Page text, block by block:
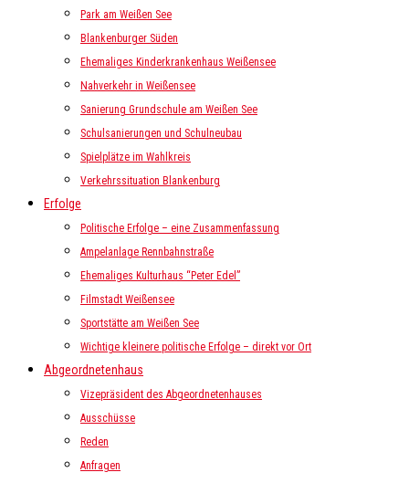
Park am Weißen See
Blankenburger Süden
Ehemaliges Kinderkrankenhaus Weißensee
Nahverkehr in Weißensee
Sanierung Grundschule am Weißen See
Schulsanierungen und Schulneubau
Spielplätze im Wahlkreis
Verkehrssituation Blankenburg
Erfolge
Politische Erfolge – eine Zusammenfassung
Ampelanlage Rennbahnstraße
Ehemaliges Kulturhaus “Peter Edel”
Filmstadt Weißensee
Sportstätte am Weißen See
Wichtige kleinere politische Erfolge – direkt vor Ort
Abgeordnetenhaus
Vizepräsident des Abgeordnetenhauses
Ausschüsse
Reden
Anfragen